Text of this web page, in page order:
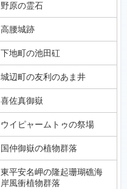
野原の霊石
高腰城跡
下地町の池田矼
城辺町の友利のあま井
喜佐真御嶽
ウイピャームトゥの祭場
国仲御嶽の植物群落
東平安名岬の隆起珊瑚礁海
岸風衝植物群落